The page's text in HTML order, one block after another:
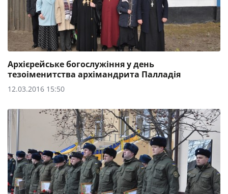
Архієрейське богослужіння у день
тезоіменитства архімандрита Палладія
12.03.2016 15:50